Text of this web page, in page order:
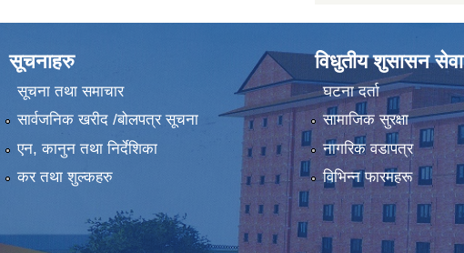
सूचनाहरु
सूचना तथा समाचार
सार्वजनिक खरीद /बोलपत्र सूचना
एन, कानुन तथा निर्देशिका
कर तथा शुल्कहरु
विधुतीय शुसासन सेवा
घटना दर्ता
सामाजिक सुरक्षा
नागरिक वडापत्र
विभिन्न फारमहरू